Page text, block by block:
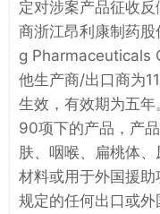
定对涉案产品征收
商浙江昂利康制药
g Pharmaceuticals
他生产商/出口商为
生效，有效期为五
90项下的产品，产
肤、咽喉、扁桃体
材料或用于外国援助
规定的任何出口或